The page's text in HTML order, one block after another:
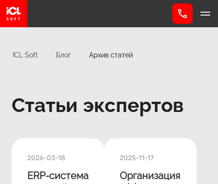
ICL Soft Блог Архив статей
Статьи экспертов
2026-03-18
ERP‑система
2025-11-17
Организация